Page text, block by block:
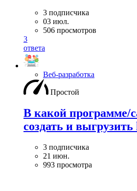
3 подписчика
03 июл.
506 просмотров
3
ответа
Веб-разработка
Простой
В какой программе/
создать и
3 подписчика
21 июн.
993 просмотра